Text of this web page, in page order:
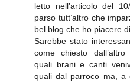
letto nell’articolo del
parso tutt’altro che
bel blog che ho piacere
Sarebbe stato
come chiesto
quali brani e canti
quali dal parroco ma, a